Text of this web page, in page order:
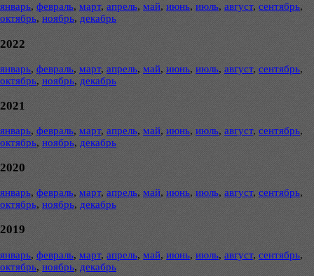
январь, февраль, март, апрель, май, июнь, июль, август, сентябрь,
октябрь, ноябрь, декабрь
2022
январь, февраль, март, апрель, май, июнь, июль, август, сентябрь,
октябрь, ноябрь, декабрь
2021
январь, февраль, март, апрель, май, июнь, июль, август, сентябрь,
октябрь, ноябрь, декабрь
2020
январь, февраль, март, апрель, май, июнь, июль, август, сентябрь,
октябрь, ноябрь, декабрь
2019
январь, февраль, март, апрель, май, июнь, июль, август, сентябрь,
октябрь, ноябрь, декабрь